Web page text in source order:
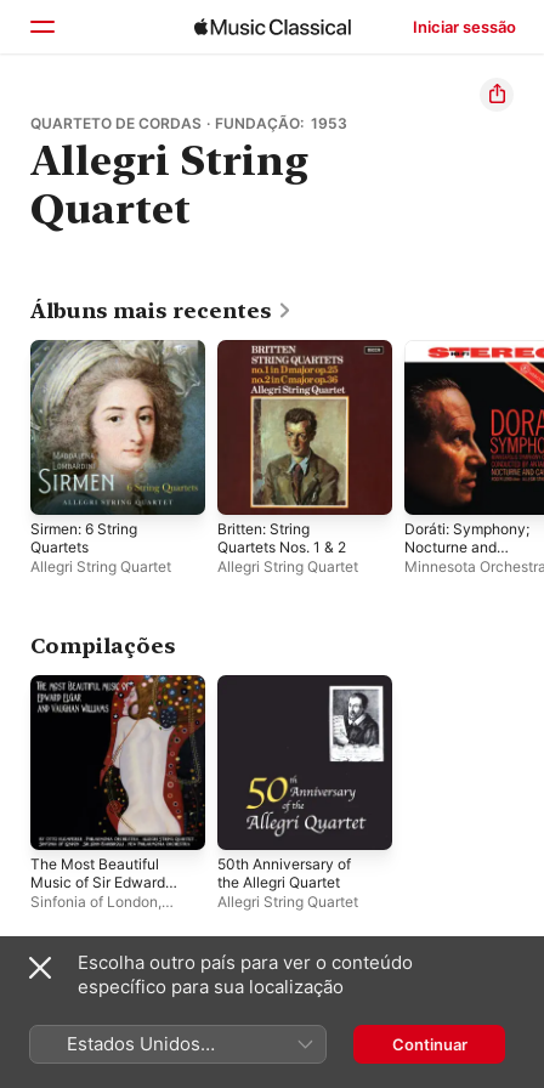
Iniciar sessão
Início
Explorar
Buscar
QUARTETO DE CORDAS · FUNDAÇÃO: 1953
Allegri String
Quartet
Álbuns mais recentes
Sirmen: 6 String
Quartets
Allegri String Quartet
Britten: String
Quartets Nos. 1 & 2
Allegri String Quartet
Doráti: Symphony;
Nocturne and
Capriccio; Interview
Minnesota
Compilações
The Most Beautiful
Music of Sir Edward
Elgar and Vaughan
Sinfonia of London,
John Barbirolli
50th Anniversary of
the Allegri Quartet
Allegri String Quartet
Artistas semelhantes
Escolha outro país para ver o conteúdo
específico para sua localização
Estados Unidos
(Português Brasil)
Continuar